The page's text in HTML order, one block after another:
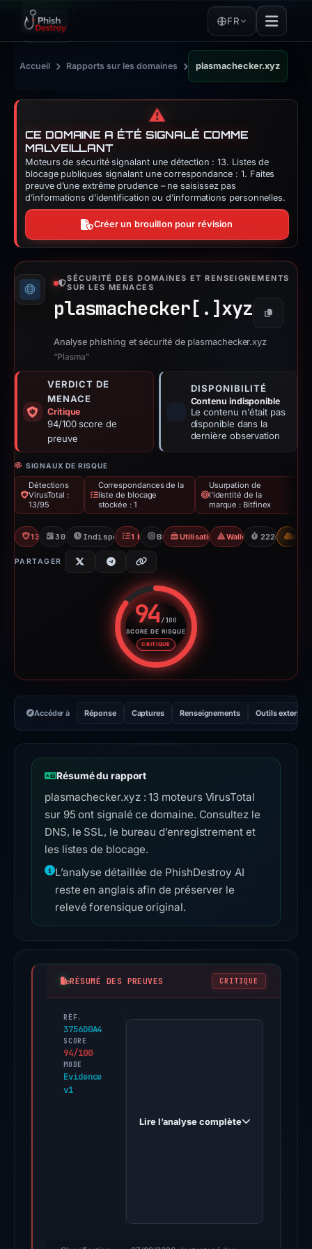
FR
Accueil › Rapports sur les domaines › plasmachecker.xyz
⚠️
CE DOMAINE A ÉTÉ SIGNALÉ COMME
MALVEILLANT
Moteurs de sécurité signalant une détection : 13. Listes de
blocage publiques signalant une correspondance : 1. Faites
preuve d’une extrême prudence – ne saisissez pas
d’informations d’identification ou d’informations personnelles.
Créer un brouillon pour révision
SÉCURITÉ DES DOMAINES ET RENSEIGNEMENTS
SUR LES MENACES
plasmachecker[.] xyz Copier
Analyse phishing et sécurité de plasmachecker.xyz
“Plasma”
VERDICT DE
MENACE
Critique
94/100 score de
preuve
DISPONIBILITÉ
Contenu indisponible
Le contenu n'était pas
disponible dans la
dernière observation
SIGNAUX DE RISQUE
Détections
VirusTotal :
13/95
Correspondances de la
liste de blocage
stockée : 1
Usurpation de
l'identité de la
marque : Bitfinex
13/95 VT30/09/2025Indisponible depuis 10/05/2026
1 BlocklistBitfinexUtilisation abusive de Wallet
Wallet/Seed Phishing
222d to CDN
PARTAGER
94 /100
SCORE DE RISQUE
CRITIQUE
Score de risque : 94 sur
Accéder à Réponse Captures Renseignements Outils externes
Résumé du rapport
plasmachecker.xyz : 13 moteurs VirusTotal
sur 95 ont signalé ce domaine. Consultez le
DNS, le SSL, le bureau d’enregistrement et
les listes de blocage.
L’analyse détaillée de PhishDestroy AI
reste en anglais afin de préserver le
relevé forensique original.
RÉSUMÉ DES PREUVES CRITIQUE
RÉF.
3756D0A4
SCORE
94/100
MODE
Evidence
v1
PhishDestroy
30,Lire l’analyse complète